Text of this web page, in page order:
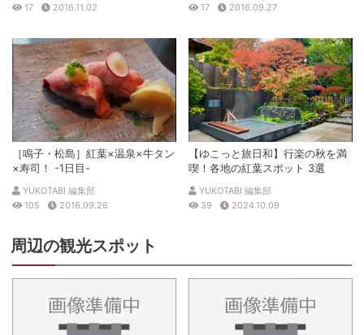
17
2016.11.02
17
2016.09.27
［鳴子・松島］紅葉×温泉×牛タン
×寿司！ -1日目-
YUKOTABI 編集部
105
2016.09.26
【ゆこっと旅日和】行楽の秋を満
喫！各地の紅葉スポット 3選
YUKOTABI 編集部
39
2024.10.09
周辺の観光スポット